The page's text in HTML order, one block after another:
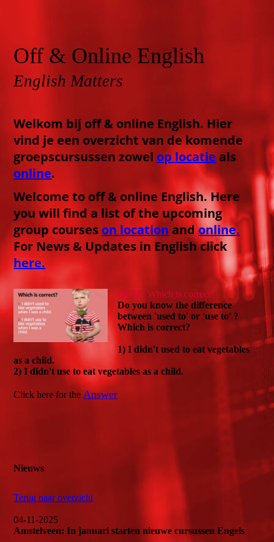
Off & Online English
English Matters
Welkom bij off & online English. Hier
vind je een overzicht van de komende
groepscursussen zowel op locatie als
online.
Welcome to off & online English. Here
you will find a list of the upcoming
group courses on location andonline.
For News & Updates in English click
here.
QUIZ:Which is correct?
Do you know the difference
between 'used to' or 'use to' ?
Which is correct?
1) I didn't used to eat vegetables
as a child.
2) I didn't use to eat vegetables as a child.
Click here for theAnswer
Nieuws
Terug naar overzicht
04-11-2025
Amstelveen: In januari starten nieuwe cursussen Engels